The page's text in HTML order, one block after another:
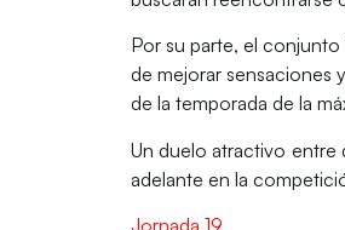
Por su parte, el
de mejorar sensaciones
de la temporada de la
Un duelo atractivo entre
adelante en la